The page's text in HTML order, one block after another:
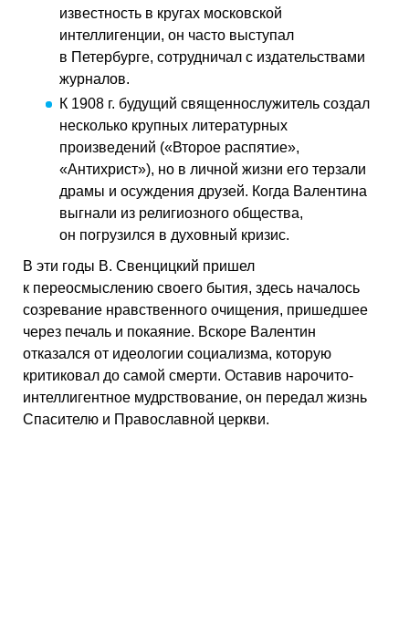
известность в кругах московской
интеллигенции, он часто выступал
в Петербурге, сотрудничал с издательствами
журналов.
К 1908 г. будущий священнослужитель создал
несколько крупных литературных
произведений («Второе распятие»,
«Антихрист»), но в личной жизни его терзали
драмы и осуждения друзей. Когда Валентина
выгнали из религиозного общества,
он погрузился в духовный кризис.
В эти годы В. Свенцицкий пришел
к переосмыслению своего бытия, здесь началось
созревание нравственного очищения, пришедшее
через печаль и покаяние. Вскоре Валентин
отказался от идеологии социализма, которую
критиковал до самой смерти. Оставив нарочито-
интеллигентное мудрствование, он передал жизнь
Спасителю и Православной церкви.